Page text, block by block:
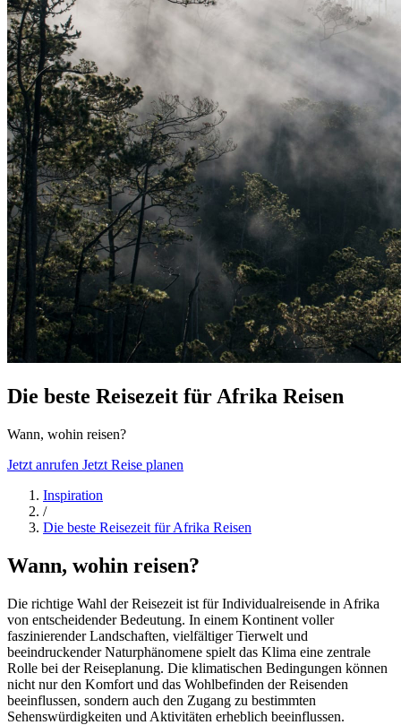
Die beste Reisezeit für Afrika Reisen
Wann, wohin reisen?
Jetzt anrufen Jetzt Reise planen
Inspiration
/
Die beste Reisezeit für Afrika Reisen
Wann, wohin reisen?
Die richtige Wahl der Reisezeit ist für Individualreisende in Afrika
von entscheidender Bedeutung. In einem Kontinent voller
faszinierender Landschaften, vielfältiger Tierwelt und
beeindruckender Naturphänomene spielt das Klima eine zentrale
Rolle bei der Reiseplanung. Die klimatischen Bedingungen können
nicht nur den Komfort und das Wohlbefinden der Reisenden
beeinflussen, sondern auch den Zugang zu bestimmten
Sehenswürdigkeiten und Aktivitäten erheblich beeinflussen.